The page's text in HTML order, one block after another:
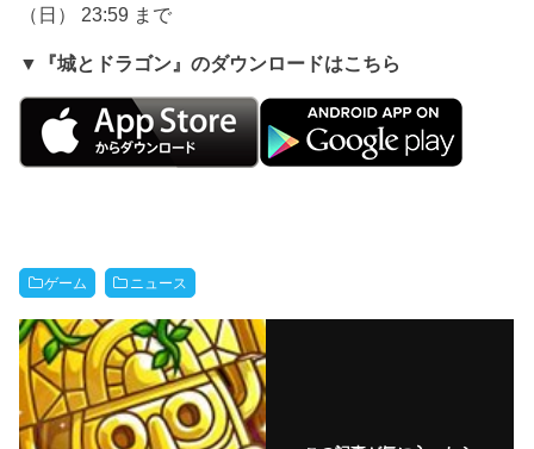
（日） 23:59 まで
▼『城とドラゴン』のダウンロードはこちら
ゲーム ニュース